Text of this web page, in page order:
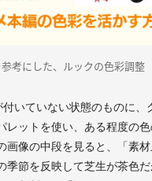
考にした、ルックの色彩調整
いていない状態のものに、
レットを使い、ある程度の
画像の中段を見ると、「素
季節を反映して芝生が茶色